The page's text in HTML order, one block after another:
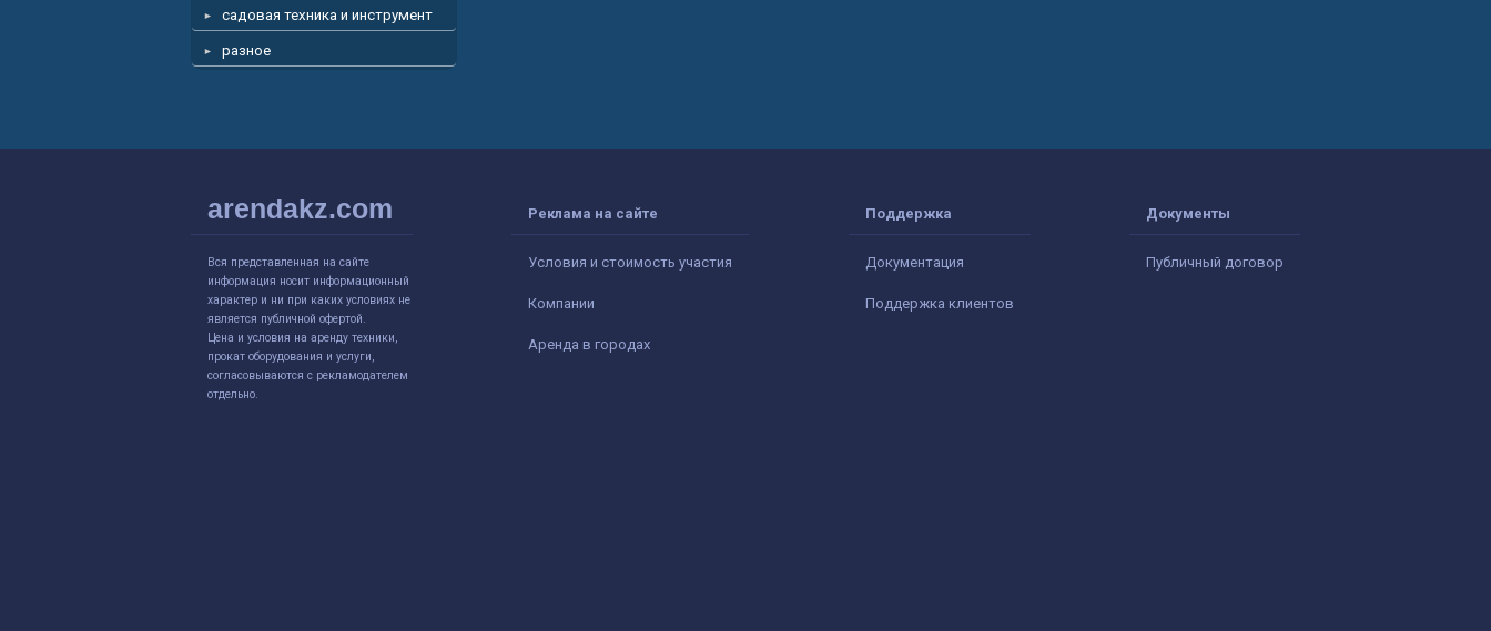
садовая техника и инструмент
разное
arendakz.com
Вся представленная на сайте
информация носит информационный
характер и ни при каких условиях не
является публичной офертой.
Цена и условия на аренду техники,
прокат оборудования и услуги,
согласовываются с рекламодателем
отдельно.
Реклама на сайте
Условия и стоимость участия
Компании
Аренда в городах
Поддержка
Документация
Поддержка клиентов
Документы
Публичный договор